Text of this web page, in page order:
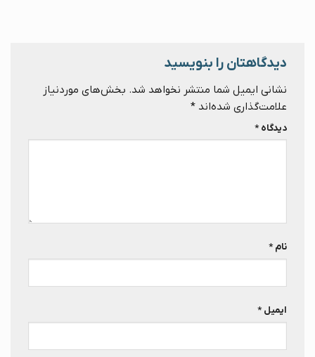
دیدگاهتان را بنویسید
نشانی ایمیل شما منتشر نخواهد شد. بخش‌های موردنیاز
علامت‌گذاری شده‌اند *
دیدگاه*
نام*
ایمیل*